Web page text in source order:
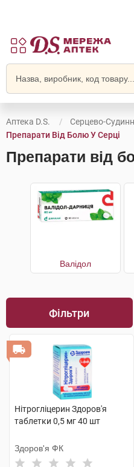
Аптека D.S.
Серцево-
Препарати Від Болю У Серці
Препарати від
Валідол
Фільтри
Нітрогліцерин Здоров'я
таблетки 0,5 мг 40 шт
Здоров'я ФК